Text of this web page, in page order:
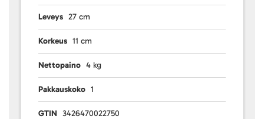
Leveys 27 cm
Korkeus 11 cm
Nettopaino 4 kg
Pakkauskoko 1
GTIN 3426470022750